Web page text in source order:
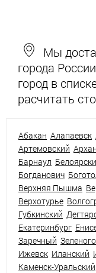
Мы
города
город в
расчитать
Абакан Алапаевск
Артемовский
Барнаул
Богданович
Верхняя Пышма
Верхотурье
Губкинский
Екатеринбург
Заречный
Ижевск Иланский
Каменск-Уральский